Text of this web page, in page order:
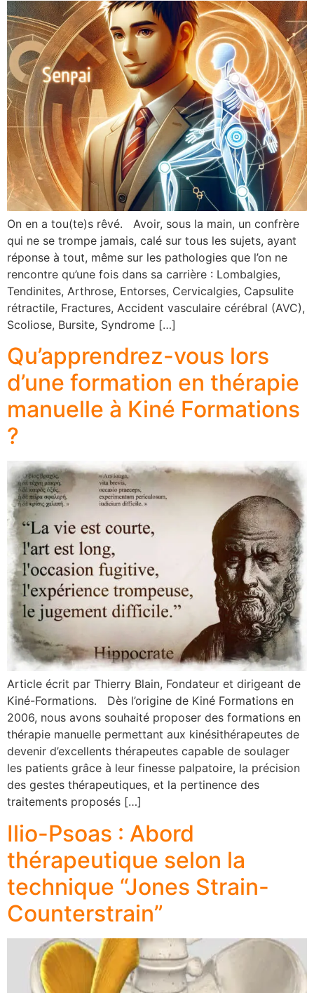
On en a tou(te)s rêvé. Avoir, sous la main, un confrère
qui ne se trompe jamais, calé sur tous les sujets, ayant
réponse à tout, même sur les pathologies que l’on ne
rencontre qu’une fois dans sa carrière : Lombalgies,
Tendinites, Arthrose, Entorses, Cervicalgies, Capsulite
rétractile, Fractures, Accident vasculaire cérébral (AVC),
Scoliose, Bursite, Syndrome […]
Qu’apprendrez-vous lors
d’une formation en thérapie
manuelle à Kiné Formations
?
Article écrit par Thierry Blain, Fondateur et dirigeant de
Kiné-Formations. Dès l’origine de Kiné Formations en
2006, nous avons souhaité proposer des formations en
thérapie manuelle permettant aux kinésithérapeutes de
devenir d’excellents thérapeutes capable de soulager
les patients grâce à leur finesse palpatoire, la précision
des gestes thérapeutiques, et la pertinence des
traitements proposés […]
Ilio-Psoas : Abord
thérapeutique selon la
technique “Jones Strain-
Counterstrain”